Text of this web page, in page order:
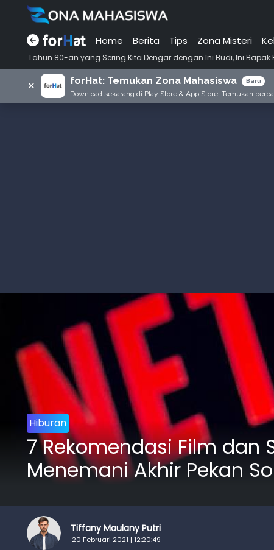
Home Berita Tips Zona Misteri
Sering Kita Dengar dengan Ini Budi, Ini Bapak Budi, Ini Adik Budi
× forHat: Temukan Zona Mahasiswa Baru
Download sekarang di Play Store & App Store. Temukan
Hiburan
7 Rekomendasi Film dan
Menemani Akhir Pekan
Tiffany Maulany Putri
20 Februari 2021 | 12:20:49